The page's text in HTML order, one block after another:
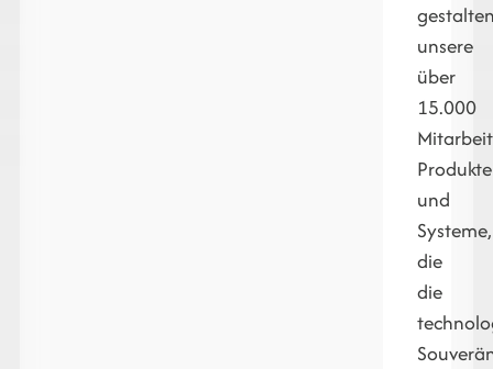
unsere
über
15.000
Produkte
und
Systeme,
die
die